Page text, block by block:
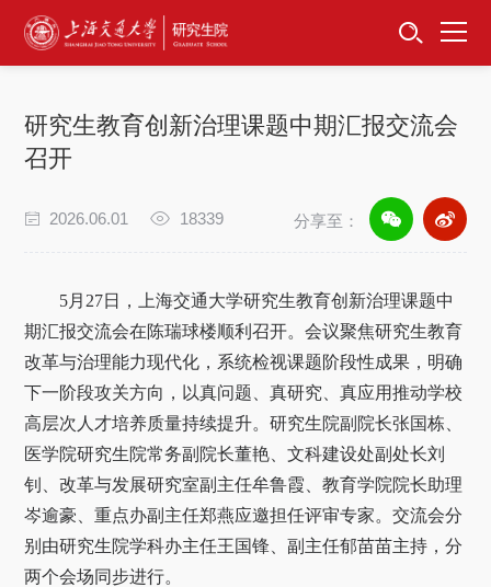
首页
招生工作
卓越工程师
专项工作
信息公开
关于我们
选择身份
研究生教育创新治理课题中期汇报交流会
召开
2026.06.01 18339 分享至：
5月27日，上海交通大学研究生教育创新治理课题中
期汇报交流会在陈瑞球楼顺利召开。会议聚焦研究生教育
改革与治理能力现代化，系统检视课题阶段性成果，明确
下一阶段攻关方向，以真问题、真研究、真应用推动学校
高层次人才培养质量持续提升。研究生院副院长张国栋、
医学院研究生院常务副院长董艳、文科建设处副处长刘
钊、改革与发展研究室副主任牟鲁霞、教育学院院长助理
岑逾豪、重点办副主任郑燕应邀担任评审专家。交流会分
别由研究生院学科办主任王国锋、副主任郁苗苗主持，分
两个会场同步进行。